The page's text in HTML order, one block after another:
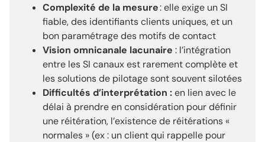
Complexité de la mesure: elle exige un SI
fiable, des identifiants clients uniques, et un
bon paramétrage des motifs de contact
Vision omnicanale lacunaire : l’intégration
entre les SI canaux est rarement complète et
les solutions de pilotage sont souvent silotées
Difficultés d’interprétation :en lien avec le
délai à prendre en considération pour définir
une réitération, l’existence de réitérations «
normales » (ex : un client qui rappelle pour